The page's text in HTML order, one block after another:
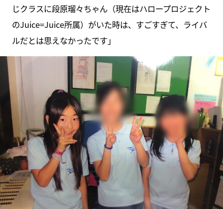
じクラスに段原瑠々ちゃん（現在はハロープロジェクト
のJuice=Juice所属）がいた時は、すごすぎて、ライバ
ルだとは思えなかったです」